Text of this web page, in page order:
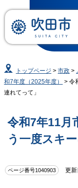
トップページ >市政 >
和7年度（2025年度）
> 令
連れてって」
令和7年11月
う一度スキ
ページ番号1040903 更